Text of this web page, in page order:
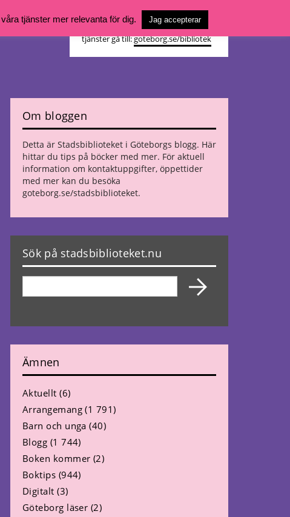
Vill du söka böcker, logga in på ditt
bibliotekskonto eller nå övriga
tjänster gå till:goteborg.se/bibliotek
Om bloggen
Detta är Stadsbiblioteket i Göteborgs blogg. Här
hittar du tips på böcker med mer. För aktuell
information om kontaktuppgifter, öppettider
med mer kan du besöka
goteborg.se/stadsbiblioteket.
Sök på stadsbiblioteket.nu
Ämnen
Aktuellt (6)
Arrangemang(1 791)
Barn och unga (40)
Blogg (1 744)
Boken kommer (2)
Boktips (944)
Digitalt (3)
Göteborg läser (2)
tjänster mer relevanta för dig. Jag accepterar